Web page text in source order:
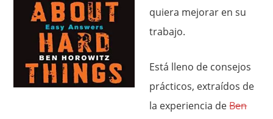
quiera mejorar en su
trabajo.
Está lleno de consejos
prácticos, extraídos de
la experiencia deBen